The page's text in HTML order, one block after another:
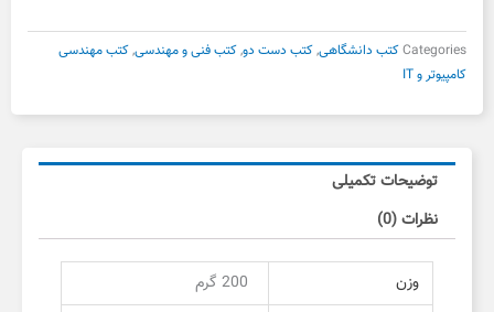
کامپیوتر
سمت
دست
دوم
Categoriesکتب دانشگاهی,کتب دست دو,کتب فنی و مهندسی,کتب مهندسی
کامپیوتر و IT
توضیحات تکمیلی
نظرات (0)
وزن
200 گرم